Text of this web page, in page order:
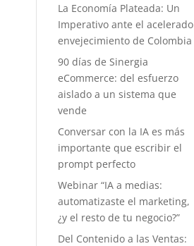
La Economía Plateada: Un
Imperativo ante el acelerado
envejecimiento de Colombia
90 días de Sinergia
eCommerce: del esfuerzo
aislado a un sistema que
vende
Conversar con la IA es más
importante que escribir el
prompt perfecto
Webinar “IA a medias:
automatizaste el marketing,
¿y el resto de tu negocio?”
Del Contenido a las Ventas: